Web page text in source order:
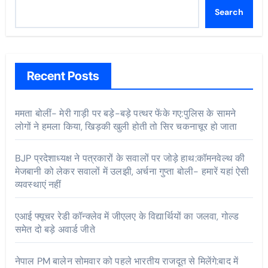
Search
Recent Posts
ममता बोलीं- मेरी गाड़ी पर बड़े-बड़े पत्थर फेंके गए:पुलिस के सामने
लोगों ने हमला किया, खिड़की खुली होती तो सिर चकनाचूर हो जाता
BJP प्रदेशाध्यक्ष ने पत्रकारों के सवालों पर जोड़े हाथ:कॉमनवेल्थ की
मेजबानी को लेकर सवालों में उलझी, अर्चना गुप्ता बोली- हमारें यहां ऐसी
व्यवस्थाएं नहीं
एआई फ्यूचर रेडी कॉन्क्लेव में जीएलए के विद्यार्थियों का जलवा, गोल्ड
समेत दो बड़े अवार्ड जीते
नेपाल PM बालेन सोमवार को पहले भारतीय राजदूत से मिलेंगे:बाद में